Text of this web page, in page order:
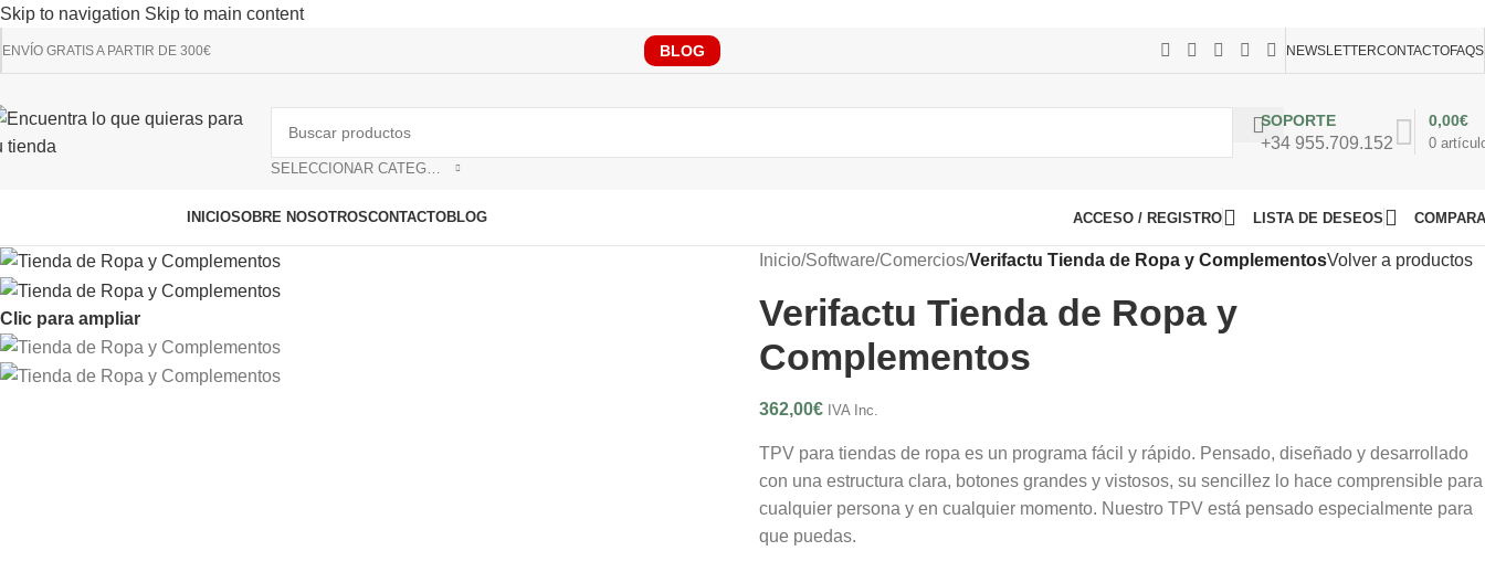
Skip to navigation Skip to main content
RECUERDA QUE PRONTO TENDRÁS QUE CUMPLIR CON VERIFACTU, CONSÚLTANOS
ENVÍO GRATIS A PARTIR DE 300€ BLOG NEWSLETTERCONTACTOFAQS
SOPORTE
+34 955.709.152 0
0,00€
INICIOSOBRE NOSOTROSCONTACTOBLOG ACCESO / REGISTRO LISTA DE DESEOS
Clic para ampliar
Inicio/Software/Comercios/Verifactu Tienda de Ropa y ComplementosVolver a productos
Verifactu Tienda de Ropa y
Complementos
362,00€ IVA Inc.
TPV para tiendas de ropa es un programa fácil y rápido. Pensado, diseñado y desarrollado
con una estructura clara, botones grandes y vistosos, su sencillez lo hace comprensible para
cualquier persona y en cualquier momento. Nuestro TPV está pensado especialmente para
que puedas.